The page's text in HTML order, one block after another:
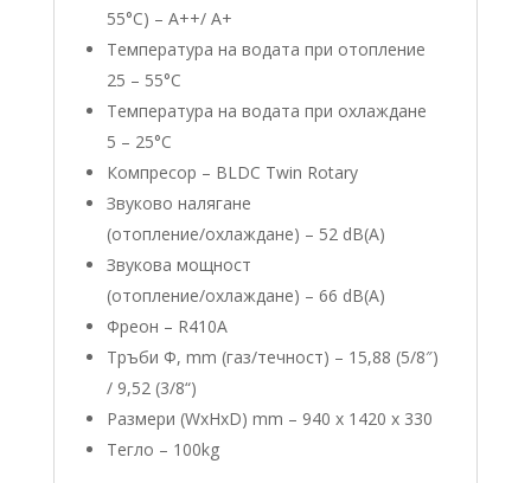
55°C) – A++/ A+
Температура на водата при отопление
25 – 55°C
Температура на водата при охлаждане
5 – 25°C
Компресор – BLDC Twin Rotary
Звуково налягане
(отопление/oхлаждане) – 52 dB(A)
Звукова мощност
(отопление/oхлаждане) – 66 dB(A)
Фреон – R410А
Тръби Φ, mm (газ/течност) – 15,88 (5/8″)
/ 9,52 (3/8“)
Размери (WxHxD) mm – 940 x 1420 x 330
Тегло – 100kg